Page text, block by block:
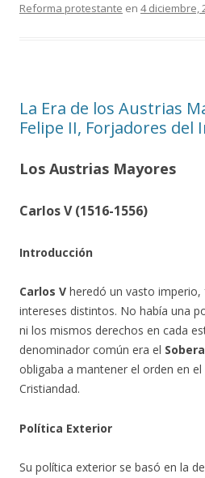
Reforma protestante en 4 diciembre,
La Era de los Austrias
Felipe II, Forjadores del
Los Austrias Mayores
Carlos V (1516-1556)
Introducción
Carlos V heredó un vasto
intereses distintos. No había una
ni los mismos derechos en cada
denominador común era el
obligaba a mantener el orden en
Cristiandad.
Política Exterior
Su política exterior se basó en la